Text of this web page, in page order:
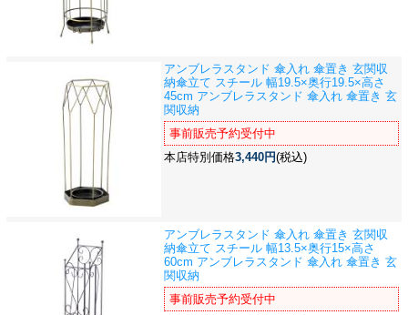
アンブレラスタンド 傘入れ 傘置き 玄関収
納傘立て スチール 幅19.5×奥行19.5×高さ
45cm アンブレラスタンド 傘入れ 傘置き 玄
関収納
事前販売予約受付中
本店特別価格3,440円(税込)
アンブレラスタンド 傘入れ 傘置き 玄関収
納傘立て スチール 幅13.5×奥行15×高さ
60cm アンブレラスタンド 傘入れ 傘置き 玄
関収納
事前販売予約受付中